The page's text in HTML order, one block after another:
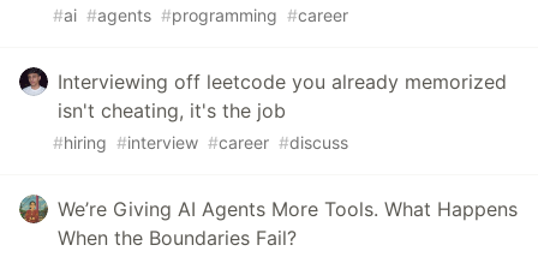
#ai #agents #programming #career
Interviewing off leetcode you already memorized
isn't cheating, it's the job
#hiring #interview #career #discuss
We’re Giving AI Agents More Tools. What Happens
When the Boundaries Fail?